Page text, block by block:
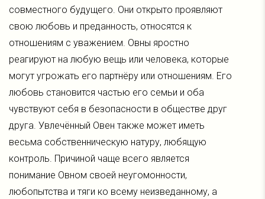
совместного будущего. Они открыто проявляют
свою любовь и преданность, относятся к
отношениям с уважением. Овны яростно
реагируют на любую вещь или человека, которые
могут угрожать его партнёру или отношениям. Его
любовь становится частью его семьи и оба
чувствуют себя в безопасности в обществе друг
друга. Увлечённый Овен также может иметь
весьма собственническую натуру, любящую
контроль. Причиной чаще всего является
понимание Овном своей неугомонности,
любопытства и тяги ко всему неизведанному, а